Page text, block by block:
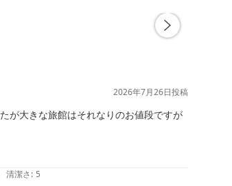
2026年7月26日投稿
が大きな旅館はそれなりのお値段ですが
清潔さ: 5